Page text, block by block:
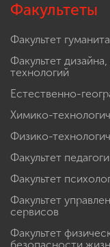
Факультеты
Факультет
Факультет
технологий
Естественно-
Химико-
Физико-
Факультет
Факультет
Факультет
сервисов
Факультет